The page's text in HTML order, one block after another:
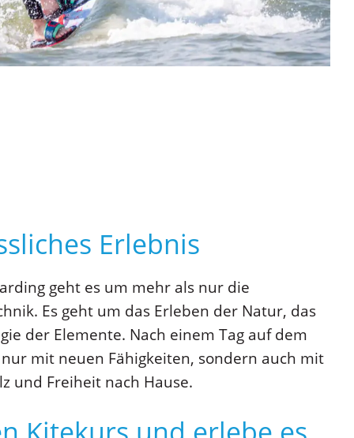
Erlebnis
geht es um mehr als nur die
Es geht um das Erleben der Natur, das
der Elemente. Nach einem Tag auf dem
mit neuen Fähigkeiten, sondern auch mit
und Freiheit nach Hause.